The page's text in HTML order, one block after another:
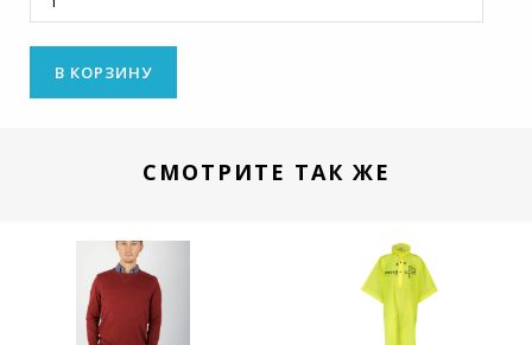
В КОРЗИНУ
СМОТРИТЕ ТАК ЖЕ